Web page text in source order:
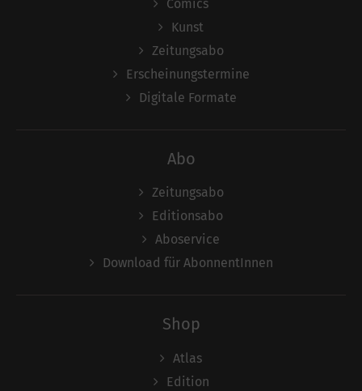
Comics
Kunst
Zeitungsabo
Erscheinungstermine
Digitale Formate
Abo
Zeitungsabo
Editionsabo
Aboservice
Download für AbonnentInnen
Shop
Atlas
Edition